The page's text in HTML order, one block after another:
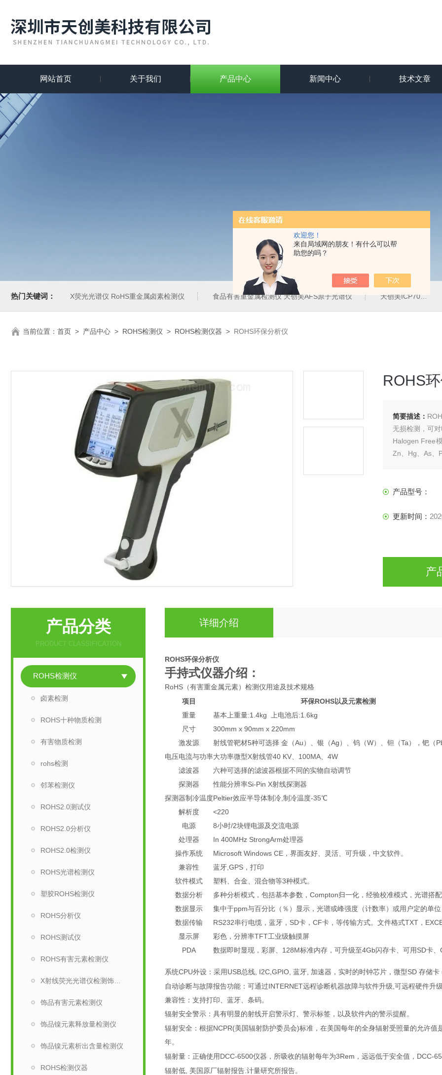
欢迎您！
来自局域网的朋友！有什么可以帮
助您的吗？
网站首页 关于我们 产品中心 新闻中心 技术文章
热门关键词： X荧光光谱仪 RoHS重金属卤素检测仪 食品有害重金属检测仪 天创美AFS原子光谱仪 天创美ICP700T电镀液中金属元素含量检测仪
当前位置： 首页 > 产品中心 > ROHS检测仪 > ROHS检测仪器 > ROHS环保分析仪
ROHS
简要描述：
无损检测，可
Halogen Free
Zn、Hg、As、
产品型号：
更新时间：
产
产品分类
PRODUCT CLASSIFICATION
ROHS检测仪
卤素检测
ROHS十种物质检测
有害物质检测
rohs检测
邻苯检测仪
ROHS2.0测试仪
ROHS2.0分析仪
ROHS2.0检测仪
ROHS光谱检测仪
塑胶ROHS检测仪
ROHS分析仪
ROHS测试仪
ROHS有害元素检测仪
饰品有害元素检测仪
饰品镍元素释放量检测仪
饰品镍元素析出含量检测仪
ROHS检测仪器
详细介绍
ROHS环保分析仪
手持式仪器介绍：
RoHS （有害重金属元素） 检测仪用途及技术规格
项目
环保ROHS以及元素检测
重量
基本上重量:1.4kg 上电池后:1.6kg
尺寸
300mm x 90mm x 220mm
激发源
射线管靶材5种可选择 金（Au）、银（Ag）、钨（W）、钽（Ta），钯（Pb
电压电流与功率大功率微型X射线管40 KV、100MA、4W
滤波器
六种可选择的滤波器根据不同的实物自动调节
探测器
性能分辨率Si-Pin X射线探测器
探测器制冷温度Peltier效应半导体制冷,制冷温度-35℃
解析度
<220
电源
8小时/2块锂电源及交流电源
处理器
In 400MHz StrongArm处理器
操作系统
Microsoft Windows CE，界面友好、灵活、可升级，中文软件。
兼容性
蓝牙,GPS，打印
软件模式
塑料、合金、混合物等3种模式。
数据分析
多种分析模式，包括基本参数，Compton归一化，经验校准模式，光谱搭配
数据显示
集中于ppm与百分比（％）显示，光谱或峰强度（计数率）或用户定的单位
数据传输
RS232串行电缆，蓝牙，SD卡，CF卡，等传输方式。文件格式TXT，
显示屏
彩色，分辨率TFT工业级触摸屏
PDA
数据即时显现，彩屏、128M标准内存，可升级至4Gb闪存卡、可用SD卡、
系统CPU外设：采用 USB总线 , I2C,GPIO, 蓝牙 加速器，实时的时钟芯片，微型SD 存储卡
自动诊断与故障报告功能：可通过INTERNET远程诊断机器故障与软件升级 可远程硬件升级
兼容性：支持打印、蓝牙、条码。
辐射安全警示：具有明显的射线开启警示灯、警示标签，以及软件内的警示提醒。
辐射安全：根据NCPR(美国辐射防护委员会)标准，在美国每年的全身辐射受照量的允许值
年。
辐射量：正确使用 DCC-6500仪器，所吸收的辐射每年为3Rem ，远远低于安全值， DCC-
辐射低 美国原厂辐射报告 计量研究所报告。